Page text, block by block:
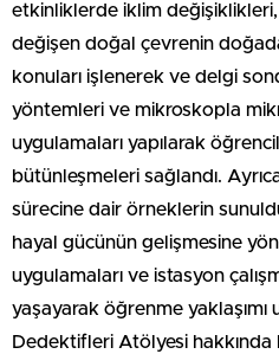
etkinliklerde iklim
değişen doğal çevrenin
konuları işlenerek ve delgi
yöntemleri ve mikroskopla
uygulamaları yapılarak
bütünleşmeleri sağlandı.
sürecine dair örneklerin
hayal gücünün gelişmesine
uygulamaları ve istasyon
yaşayarak öğrenme yaklaşımı
Dedektifleri Atölyesi